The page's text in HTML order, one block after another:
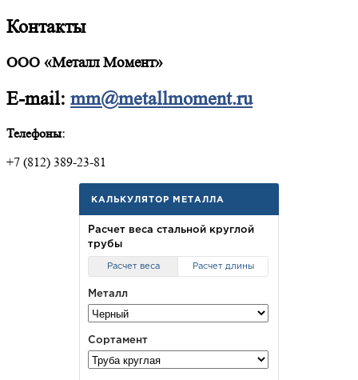
Контакты
ООО «Металл Момент»
E-mail: mm@metallmoment.ru
Телефоны:
+7 (812) 389-23-81